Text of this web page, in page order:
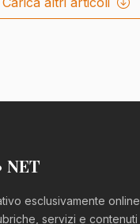
NET
esclusivamente online,
servizi e contenuti